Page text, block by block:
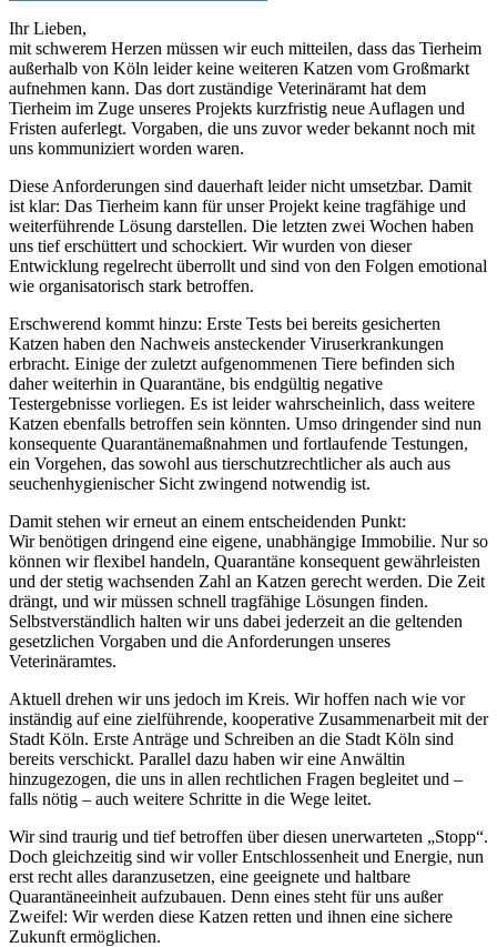
Ihr Lieben,
mit schwerem Herzen müssen wir euch mitteilen, dass das Tierheim
außerhalb von Köln leider keine weiteren Katzen vom Großmarkt
aufnehmen kann. Das dort zuständige Veterinäramt hat dem
Tierheim im Zuge unseres Projekts kurzfristig neue Auflagen und
Fristen auferlegt. Vorgaben, die uns zuvor weder bekannt noch mit
uns kommuniziert worden waren.
Diese Anforderungen sind dauerhaft leider nicht umsetzbar. Damit
ist klar: Das Tierheim kann für unser Projekt keine tragfähige und
weiterführende Lösung darstellen. Die letzten zwei Wochen haben
uns tief erschüttert und schockiert. Wir wurden von dieser
Entwicklung regelrecht überrollt und sind von den Folgen emotional
wie organisatorisch stark betroffen.
Erschwerend kommt hinzu: Erste Tests bei bereits gesicherten
Katzen haben den Nachweis ansteckender Viruserkrankungen
erbracht. Einige der zuletzt aufgenommenen Tiere befinden sich
daher weiterhin in Quarantäne, bis endgültig negative
Testergebnisse vorliegen. Es ist leider wahrscheinlich, dass weitere
Katzen ebenfalls betroffen sein könnten. Umso dringender sind nun
konsequente Quarantänemaßnahmen und fortlaufende Testungen,
ein Vorgehen, das sowohl aus tierschutzrechtlicher als auch aus
seuchenhygienischer Sicht zwingend notwendig ist.
Damit stehen wir erneut an einem entscheidenden Punkt:
Wir benötigen dringend eine eigene, unabhängige Immobilie. Nur so
können wir flexibel handeln, Quarantäne konsequent gewährleisten
und der stetig wachsenden Zahl an Katzen gerecht werden. Die Zeit
drängt, und wir müssen schnell tragfähige Lösungen finden.
Selbstverständlich halten wir uns dabei jederzeit an die geltenden
gesetzlichen Vorgaben und die Anforderungen unseres
Veterinäramtes.
Aktuell drehen wir uns jedoch im Kreis. Wir hoffen nach wie vor
inständig auf eine zielführende, kooperative Zusammenarbeit mit der
Stadt Köln. Erste Anträge und Schreiben an die Stadt Köln sind
bereits verschickt. Parallel dazu haben wir eine Anwältin
hinzugezogen, die uns in allen rechtlichen Fragen begleitet und –
falls nötig – auch weitere Schritte in die Wege leitet.
Wir sind traurig und tief betroffen über diesen unerwarteten „Stopp“.
Doch gleichzeitig sind wir voller Entschlossenheit und Energie, nun
erst recht alles daranzusetzen, eine geeignete und haltbare
Quarantäneeinheit aufzubauen. Denn eines steht für uns außer
Zweifel: Wir werden diese Katzen retten und ihnen eine sichere
Zukunft ermöglichen.